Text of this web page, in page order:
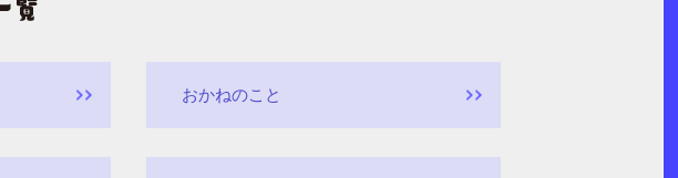
おかねのこと